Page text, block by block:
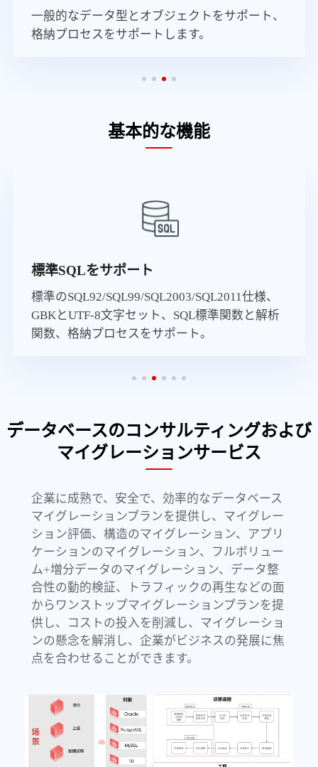
高可用性自動切り替えをサポート、API監視統
合をサポートします。
基本的な機能
セキュリティ管理
SSLのセキュリティネットワーク接続、ユー
ー権限管理、パスワード管理、セキュリティ
査などの機能をサポートし、管理層、アプ
マイグレーションサービス
企業に成熟で、安全で、効率的なデータベース
マイグレーションプランを提供し、マイグレー
ション評価、構造のマイグレーション、アプリ
ケーションのマイグレーション、フルボリュー
ム+増分データのマイグレーション、データ整
合性の動的検証、トラフィックの再生などの面
からワンストップマイグレーションプランを提
点を合わせることができます。